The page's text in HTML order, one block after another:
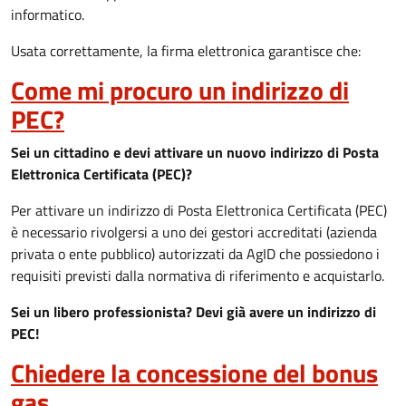
informatico.
Usata correttamente, la firma elettronica garantisce che:
Come mi procuro un indirizzo di
PEC?
Sei un cittadino e devi attivare un nuovo indirizzo di Posta
Elettronica Certificata (PEC)?
Per attivare un indirizzo di Posta Elettronica Certificata (PEC)
è necessario rivolgersi a uno dei gestori accreditati (azienda
privata o ente pubblico) autorizzati da AgID che possiedono i
requisiti previsti dalla normativa di riferimento e acquistarlo.
Sei un libero professionista? Devi già avere un indirizzo di
PEC!
Chiedere la concessione del bonus